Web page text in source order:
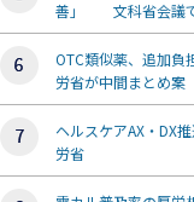
善」 文科省会議
OTC類似薬、追加
労省が中間まとめ案
ヘルスケアAX・
労省